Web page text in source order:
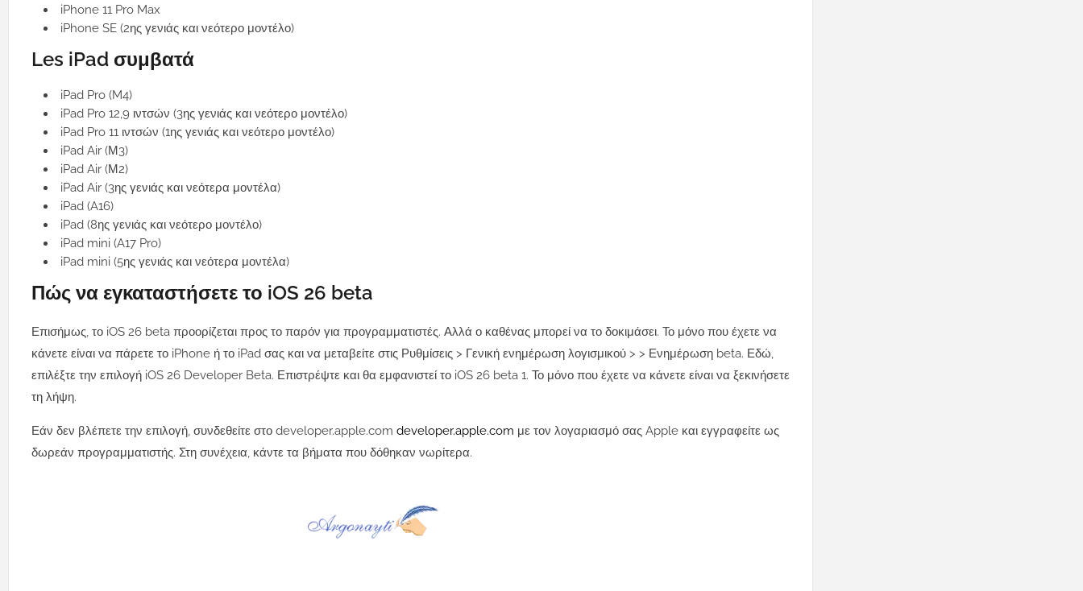
iPhone 11 Pro Max
iPhone SE (2ης γενιάς και νεότερο μοντέλο)
Les iPad συμβατά
iPad Pro (M4)
iPad Pro 12,9 ιντσών (3ης γενιάς και νεότερο μοντέλο)
iPad Pro 11 ιντσών (1ης γενιάς και νεότερο μοντέλο)
iPad Air (Μ3)
iPad Air (Μ2)
iPad Air (3ης γενιάς και νεότερα μοντέλα)
iPad (A16)
iPad (8ης γενιάς και νεότερο μοντέλο)
iPad mini (A17 Pro)
iPad mini (5ης γενιάς και νεότερα μοντέλα)
Πώς να εγκαταστήσετε το iOS 26 beta
Επισήμως, το iOS 26 beta προορίζεται προς το παρόν για προγραμματιστές. Αλλά ο καθένας μπορεί να το δοκιμάσει. Το μόνο που έχετε να
κάνετε είναι να πάρετε το iPhone ή το iPad σας και να μεταβείτε στις Ρυθμίσεις > Γενική ενημέρωση λογισμικού > > Ενημέρωση beta. Εδώ,
επιλέξτε την επιλογή iOS 26 Developer Beta. Επιστρέψτε και θα εμφανιστεί το iOS 26 beta 1. Το μόνο που έχετε να κάνετε είναι να ξεκινήσετε
τη λήψη.
Εάν δεν βλέπετε την επιλογή, συνδεθείτε στο developer.apple.com developer.apple.com με τον λογαριασμό σας Apple και εγγραφείτε ως
δωρεάν προγραμματιστής. Στη συνέχεια, κάντε τα βήματα που δόθηκαν νωρίτερα.